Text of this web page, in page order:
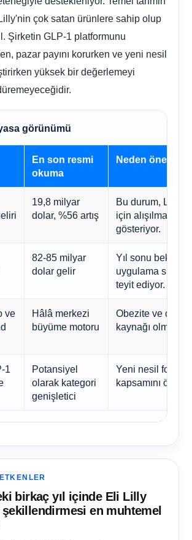
çok satan ürünlere sahip olup
Şirketin GLP-1 platformunu
pazar payını korurken ve yeni nesil
yüksek bir değerlemeyi
görünümü
En son resmi
okuma
Neden önemli?
19,8 milyar
dolar, %56 artış
Bu durum,
için alışılmadık
gösteriyor.
82-85 milyar
dolar gelir
Yıl sonu
uygulama
teyit ediyor.
ve
Hâlâ merkezi
büyüme motoru
Obezite ve
kaynağı olmaya
1
Potansiyel
olarak kategori
genişletici
Yeni nesil
kapsamını
birkaç yıl içinde Eli Lilly
en muhtemel